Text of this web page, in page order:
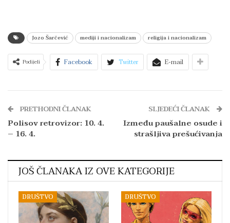
Jozo Šarčević mediji i nacionalizam religija i nacionalizam
Podijeli Facebook Twitter E-mail
PRETHODNI ČLANAK
Polisov retrovizor: 10. 4.
– 16. 4.
SLJEDEĆI ČLANAK
Između paušalne osude i
strašljiva prešućivanja
JOŠ ČLANAKA IZ OVE KATEGORIJE
DRUŠTVO DRUŠTVO